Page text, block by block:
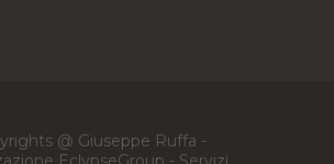
@ Giuseppe Ruffa -